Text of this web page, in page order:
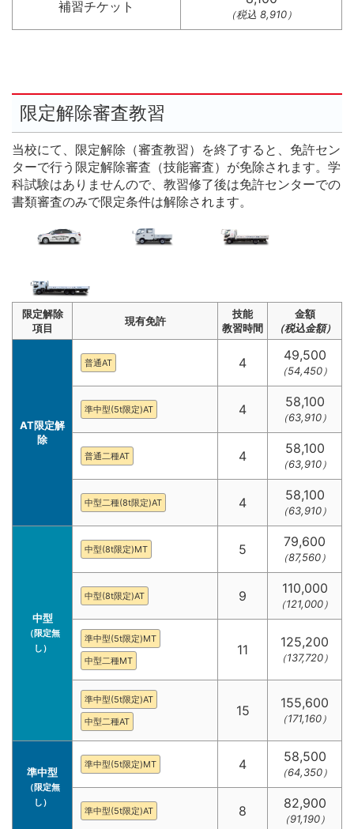
補習チケット （税込 8,910）
限定解除審査教習
当校にて、限定解除（審査教習）を終了すると、免許セン
ターで行う限定解除審査（技能審査）が免除されます。学
科試験はありませんので、教習修了後は免許センターでの
書類審査のみで限定条件は解除されます。
限定解除
項目
現有免許
技能
教習時間
金額
（税込金額）
AT限定解
除
普通AT 4 49,500
（54,450）
準中型(5t限定)AT 4 58,100
（63,910）
普通二種AT 4 58,100
（63,910）
中型二種(8t限定)AT 4 58,100
（63,910）
中型
（限定無
し）
中型(8t限定)MT 5 79,600
（87,560）
中型(8t限定)AT 9 110,000
（121,000）
準中型(5t限定)MT
中型二種MT
11 125,200
（137,720）
準中型(5t限定)AT
中型二種AT
15 155,600
（171,160）
準中型
（限定無
し）
準中型(5t限定)MT 4 58,500
（64,350）
準中型(5t限定)AT 8 82,900
（91,190）